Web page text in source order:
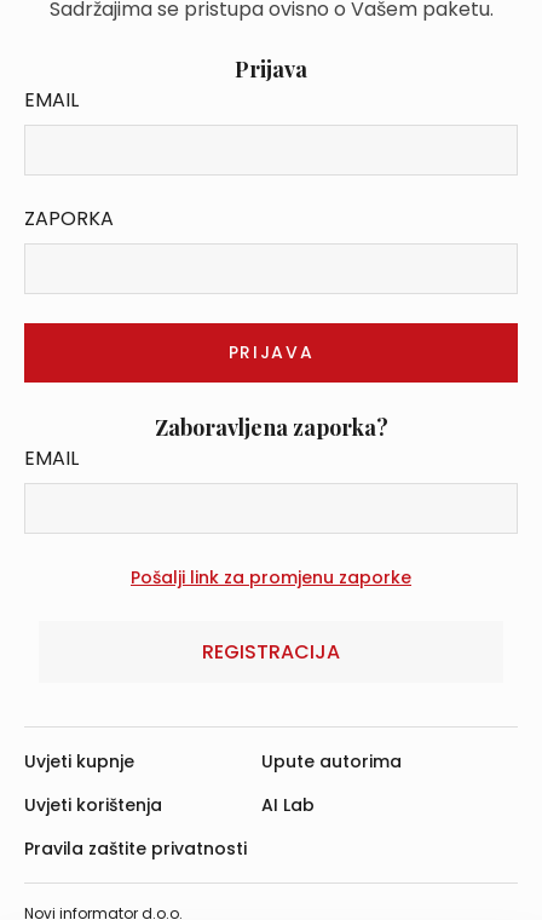
Sadržajima se pristupa ovisno o Vašem paketu.
Prijava
EMAIL
ZAPORKA
Zaboravljena zaporka?
EMAIL
REGISTRACIJA
Novi informator d.o.o.
Uvjeti kupnje
Uvjeti korištenja
Pravila zaštite privatnosti
Upute autorima
AI Lab